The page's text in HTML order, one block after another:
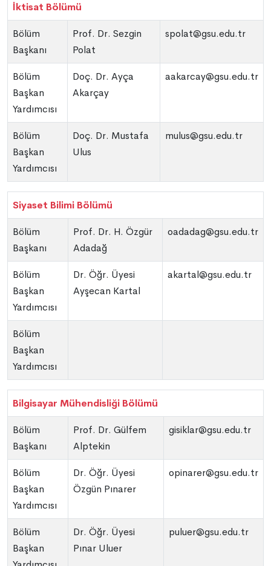
İktisat Bölümü
Bölüm
Başkanı
Prof. Dr. Sezgin
Polat
spolat@gsu.edu.tr
Bölüm
Başkan
Yardımcısı
Doç. Dr. Ayça
Akarçay
aakarcay@gsu.edu.tr
Bölüm
Başkan
Yardımcısı
Doç. Dr. Mustafa
Ulus
mulus@gsu.edu.tr
Siyaset Bilimi Bölümü
Bölüm
Başkanı
Prof. Dr. H. Özgür
Adadağ
oadadag@gsu.edu.tr
Bölüm
Başkan
Yardımcısı
Dr. Öğr. Üyesi
Ayşecan Kartal
akartal@gsu.edu.tr
Bölüm
Başkan
Yardımcısı
Bilgisayar Mühendisliği Bölümü
Bölüm
Başkanı
Prof. Dr. Gülfem
Alptekin
gisiklar@gsu.edu.tr
Bölüm
Başkan
Yardımcısı
Dr. Öğr. Üyesi
Özgün Pınarer
opinarer@gsu.edu.tr
Bölüm
Başkan
Dr. Öğr. Üyesi
Pınar Uluer
puluer@gsu.edu.tr